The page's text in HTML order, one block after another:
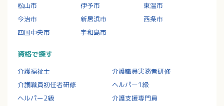
松山市
伊予市
東温市
今治市
新居浜市
西条市
四国中央市
宇和島市
資格で探す
介護福祉士
介護職員実務者研修
介護職員初任者研修
ヘルパー1級
ヘルパー2級
介護支援専門員